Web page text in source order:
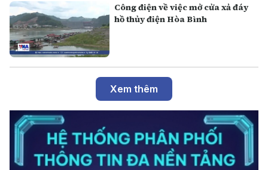
Công điện về việc mở cửa xả đáy
hồ thủy điện Hòa Bình
Xem thêm